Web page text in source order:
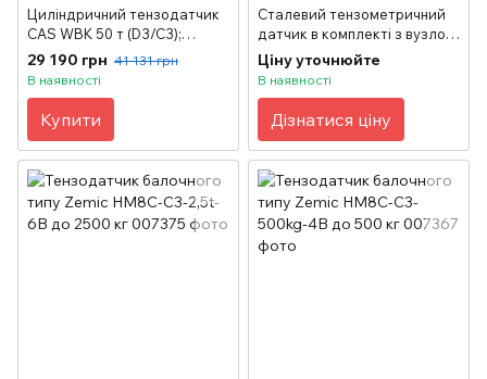
Циліндричний тензодатчик
CAS WBK 50 т (D3/C3);
нержавіюча сталь з класом
захисту IP68
29 190 грн 41 131 грн
В наявності
Купити
Сталевий тензометричний
датчик в комплекті з вузлом
встройки CAS DSB-B 30 т
(D3)
Ціну уточнюйте
В наявності
Дізнатися ціну